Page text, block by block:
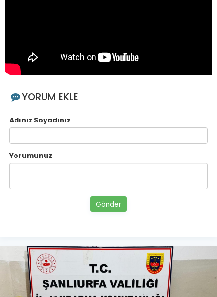
YORUM EKLE
Adınız Soyadınız
Yorumunuz
Gönder